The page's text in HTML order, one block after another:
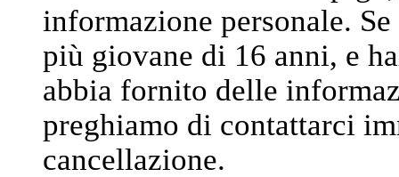
informazione personale.
più giovane di 16 anni, e
abbia fornito delle
preghiamo di contattarci
cancellazione.